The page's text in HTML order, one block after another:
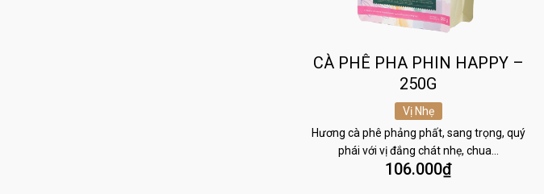
CÀ PHÊ PHA PHIN HAPPY –
250G
Vị Nhẹ
Hương cà phê phảng phất, sang trọng, quý
phái với vị đắng chát nhẹ, chua…
106.000₫